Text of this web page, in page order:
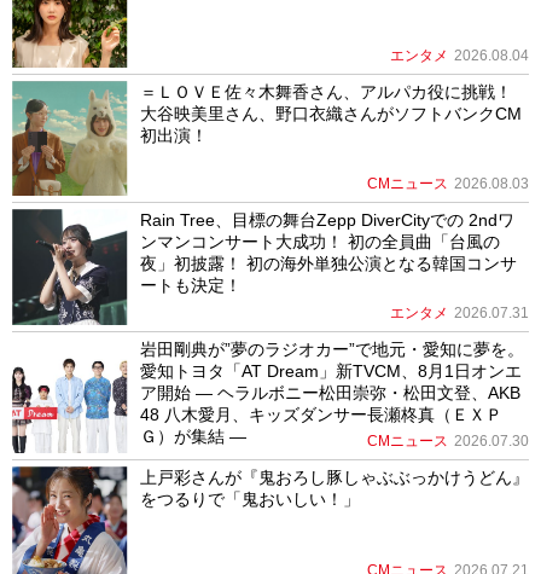
エンタメ 2026.08.04
＝ＬＯＶＥ佐々木舞香さん、アルパカ役に挑戦！
大谷映美里さん、野口衣織さんがソフトバンクCM
初出演！
CMニュース 2026.08.03
Rain Tree、目標の舞台Zepp DiverCityでの 2ndワ
ンマンコンサート大成功！ 初の全員曲「台風の
夜」初披露！ 初の海外単独公演となる韓国コンサ
ートも決定！
エンタメ 2026.07.31
岩田剛典が”夢のラジオカー”で地元・愛知に夢を。
愛知トヨタ「AT Dream」新TVCM、8月1日オンエ
ア開始 ― ヘラルボニー松田崇弥・松田文登、AKB
48 八木愛月、キッズダンサー長瀬柊真（ＥＸＰ
Ｇ）が集結 ―
CMニュース 2026.07.30
上戸彩さんが『鬼おろし豚しゃぶぶっかけうどん』
をつるりで「鬼おいしい！」
CMニュース 2026.07.21